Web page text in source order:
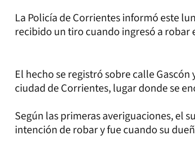
La Policía de Corrientes informó este
recibido un tiro cuando ingresó a
El hecho se registró sobre calle
ciudad de Corrientes, lugar donde se
Según las primeras averiguaciones, el
intención de robar y fue cuando su